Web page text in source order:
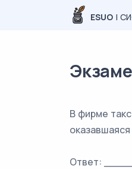
ESUO |
В фирме
Ответ: